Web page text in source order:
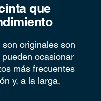
que
originales son
ocasionar
más frecuentes
y, a la larga,